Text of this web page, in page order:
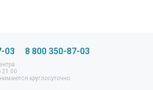
03 8 800 350-87-03
21:00
круглосуточно